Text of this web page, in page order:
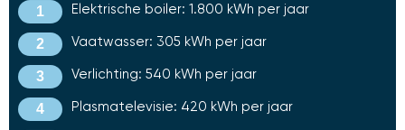
Elektrische boiler: 1.800 kWh per jaar
Vaatwasser: 305 kWh per jaar
Verlichting: 540 kWh per jaar
Plasmatelevisie: 420 kWh per jaar